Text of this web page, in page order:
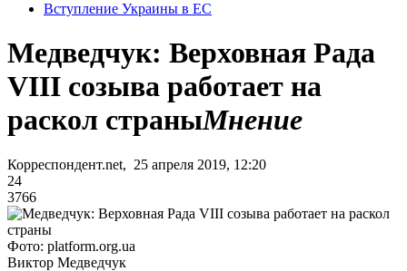
Вступление Украины в ЕС
Медведчук: Верховная Рада
VIII созыва работает на
раскол страныМнение
Корреспондент.net, 25 апреля 2019, 12:20
24
3766
Фото: platform.org.ua
Виктор Медведчук